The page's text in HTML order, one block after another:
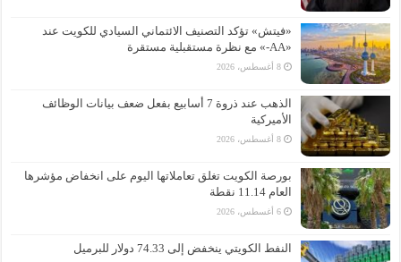
«فيتش» تؤكد التصنيف الائتماني السيادي للكويت عند
«AA-» مع نظرة مستقبلية مستقرة
8 أغسطس، 2026
الذهب عند ذروة 7 أسابيع بفعل ضعف بيانات الوظائف
الأميركية
8 أغسطس، 2026
بورصة الكويت تغلق تعاملاتها اليوم على انخفاض مؤشرها
العام 11.14 نقطة
6 أغسطس، 2026
النفط الكويتي ينخفض إلى 74.33 دولار للبرميل